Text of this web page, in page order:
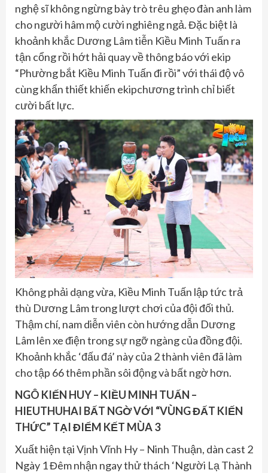
nghệ sĩ không ngừng bày trò trêu ghẹo đàn anh làm
cho người hâm mộ cười nghiêng ngả. Đặc biệt là
khoảnh khắc Dương Lâm tiễn Kiều Minh Tuấn ra
tận cổng rồi hớt hải quay về thông báo với ekip
“Phường bắt Kiều Minh Tuấn đi rồi” với thái độ vô
cùng khẩn thiết khiến ekipchương trình chỉ biết
cười bất lực.
Không phải dạng vừa, Kiều Minh Tuấn lập tức trả
thù Dương Lâm trong lượt chơi của đội đối thủ.
Thậm chí, nam diễn viên còn hướng dẫn Dương
Lâm lên xe điện trong sự ngỡ ngàng của đồng đội.
Khoảnh khắc ‘đấu đá’ này của 2 thành viên đã làm
cho tập 66 thêm phần sôi động và bất ngờ hơn.
NGÔ KIẾN HUY – KIỀU MINH TUẤN –
HIEUTHUHAI BẤT NGỜ VỚI “VÙNG ĐẤT KIẾN
THỨC” TẠI ĐIỂM KẾT MÙA 3
Xuất hiện tại Vịnh Vĩnh Hy – Ninh Thuận, dàn cast 2
Ngày 1 Đêm nhận ngay thử thách ‘Người Lạ Thành